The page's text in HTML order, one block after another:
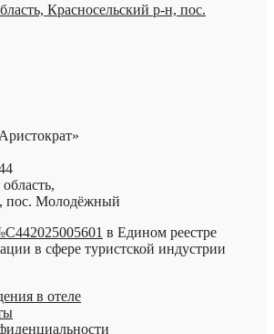
Красносельский р-н, пос.
пос. Молодёжный
в Едином реестре
в сфере туристской индустрии
в отеле